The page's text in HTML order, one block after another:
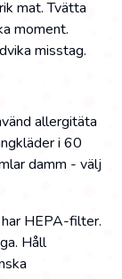
mat. Tvätta
moment.
misstag.
allergitäta
i 60
damm - välj
HEPA-filter.
Håll